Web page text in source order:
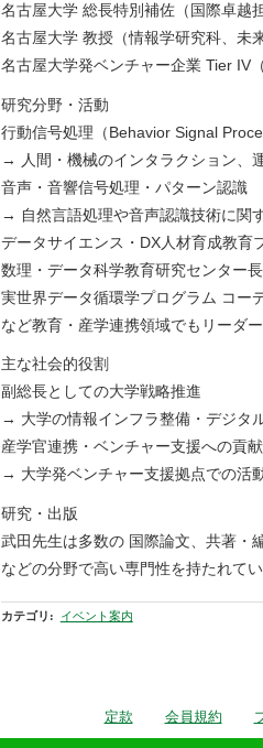
名古屋大学 総長特別補佐（国際卓越
名古屋大学 教授（情報学研究科、未
名古屋大学発ベンチャー企業 Tier IV
研究分野・活動
行動信号処理（Behavior Signal
→ 人間・機械のインタラクション、
音声・音響信号処理・パターン認識
→ 自然言語処理や音声認識技術に関
データサイエンス・DX人材育成教育
数理・データ科学教育研究センター長
実世界データ循環学プログラム コー
など教育・産学連携領域でもリーダ
主な社会的役割
副総長としての大学戦略推進
→ 大学の情報インフラ整備・デジタ
産学官連携・ベンチャー支援への貢献
→ 大学発ベンチャー支援拠点での活
研究・出版
武田先生は多数の 国際論文、共著・
などの分野で高い専門性を持たれて
カテゴリ : イベント案内
定款 会員規約